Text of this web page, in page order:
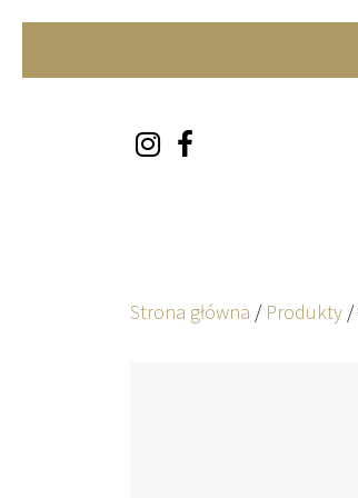
Strona główna / Produkty /